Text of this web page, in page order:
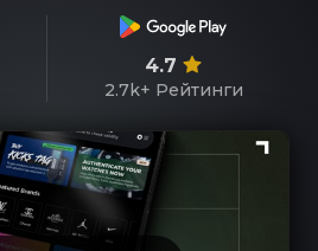
4.7
2.7k+ Рейтинги